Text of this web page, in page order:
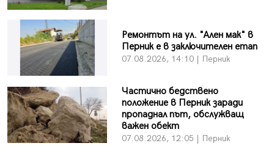
Ремонтът на ул. "Ален мак" в
Перник е в заключителен етап
07.08.2026, 14:10 | Перник
Частично бедствено
положение в Перник заради
пропаднал път, обслужващ
важен обект
07.08.2026, 12:05 | Перник